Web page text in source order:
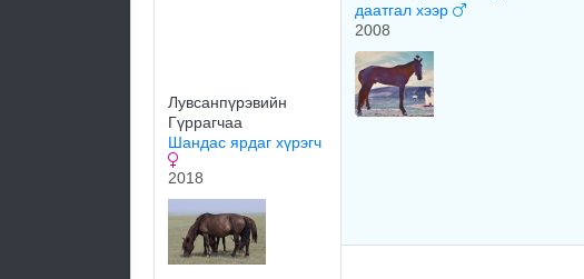
Лувсанпүрэвийн
Гүррагчаа
Шандас ярдаг хүрэгч
2018
даатгал хээр
2008